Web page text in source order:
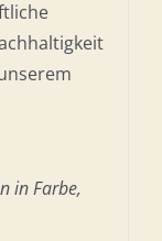
in Farbe,